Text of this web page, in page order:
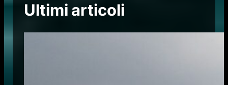
Ultimi articoli